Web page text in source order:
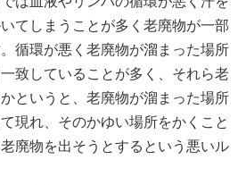
てしまうことが多く老廃物が一部
循環が悪く老廃物が溜まった場所
致していることが多く、それら老
というと、老廃物が溜まった場所
現れ、そのかゆい場所をかくこと
廃物を出そうとするという悪いル